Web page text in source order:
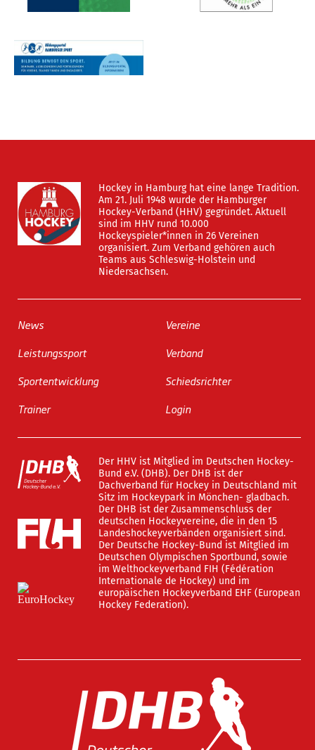
Hockey in Hamburg hat eine lange Tradition.
Am 21. Juli 1948 wurde der Hamburger
Hockey-Verband (HHV) gegründet. Aktuell
sind im HHV rund 10.000
Hockeyspieler*innen in 26 Vereinen
organisiert. Zum Verband gehören auch
Teams aus Schleswig-Holstein und
Niedersachsen.
News
Leistungssport
Sportentwicklung
Trainer
Vereine
Verband
Schiedsrichter
Login
Der HHV ist Mitglied im Deutschen Hockey-
Bund e.V. (DHB). Der DHB ist der
Dachverband für Hockey in Deutschland mit
Sitz im Hockeypark in Mönchen- gladbach.
Der DHB ist der Zusammenschluss der
deutschen Hockeyvereine, die in den 15
Landeshockeyverbänden organisiert sind.
Der Deutsche Hockey-Bund ist Mitglied im
Deutschen Olympischen Sportbund, sowie
im Welthockeyverband FIH (Fédération
Internationale de Hockey) und im
europäischen Hockeyverband EHF (European
Hockey Federation).